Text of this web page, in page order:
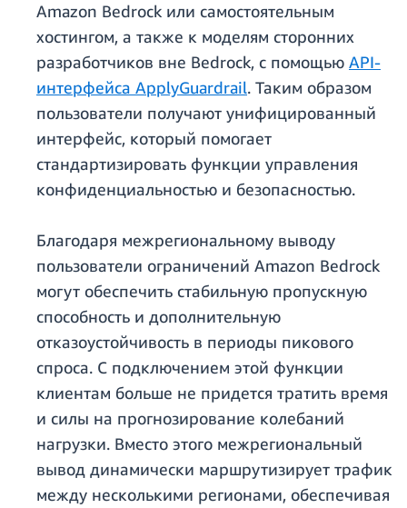
Amazon Bedrock или самостоятельным
хостингом, а также к моделям сторонних
разработчиков вне Bedrock, с помощью API-
интерфейса ApplyGuardrail. Таким образом
пользователи получают унифицированный
интерфейс, который помогает
стандартизировать функции управления
конфиденциальностью и безопасностью.
Благодаря межрегиональному выводу
пользователи ограничений Amazon Bedrock
могут обеспечить стабильную пропускную
способность и дополнительную
отказоустойчивость в периоды пикового
спроса. С подключением этой функции
клиентам больше не придется тратить время
и силы на прогнозирование колебаний
нагрузки. Вместо этого межрегиональный
вывод динамически маршрутизирует трафик
между несколькими регионами, обеспечивая